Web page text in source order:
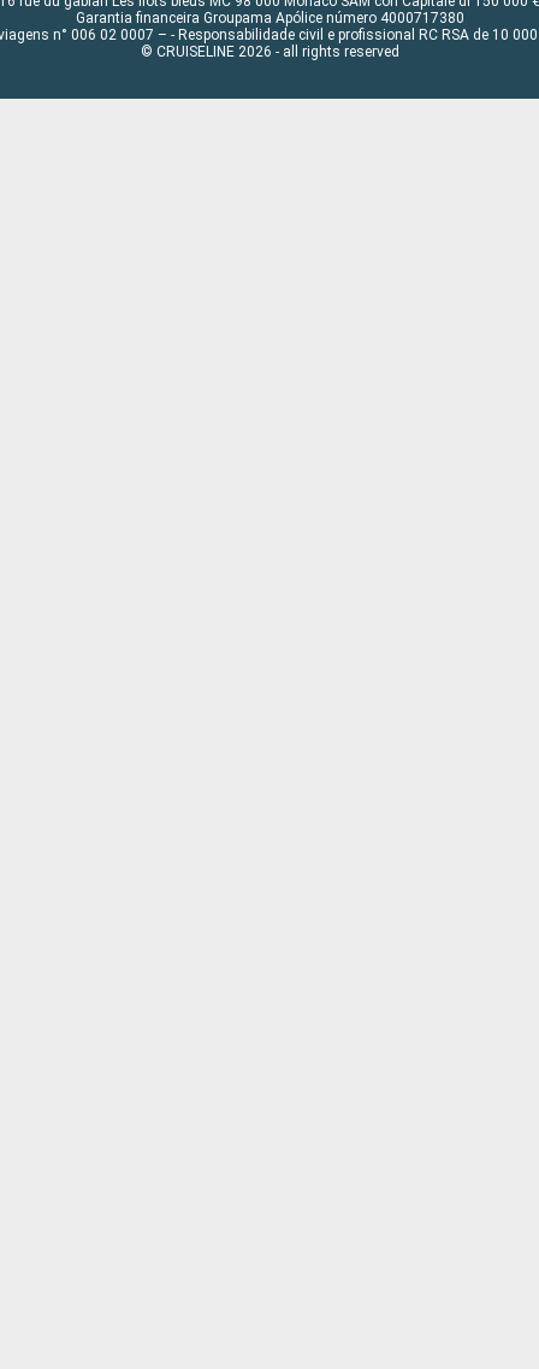
Garantia financeira Groupama Apólice número 4000717380
n° 006 02 0007 – - Responsabilidade civil e profissional RC RSA de 10 000
© CRUISELINE 2026 - all rights reserved